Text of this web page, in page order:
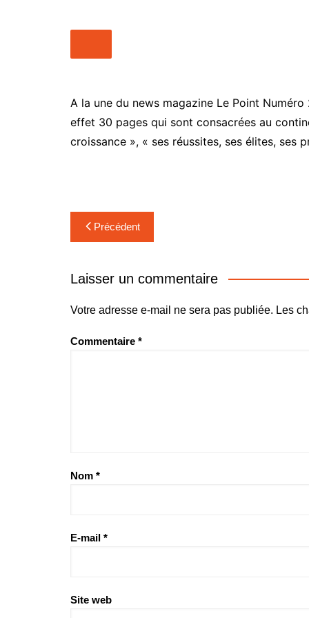
WakaTV
A la une du news magazine Le Point
effet 30 pages qui sont consacrées au
croissance », « ses réussites, ses élites, ses
Navigation
de
l’article
Précédent
Laisser un commentaire
Votre adresse e-mail ne sera pas publiée. Les
Commentaire *
Nom *
E-mail *
Site web